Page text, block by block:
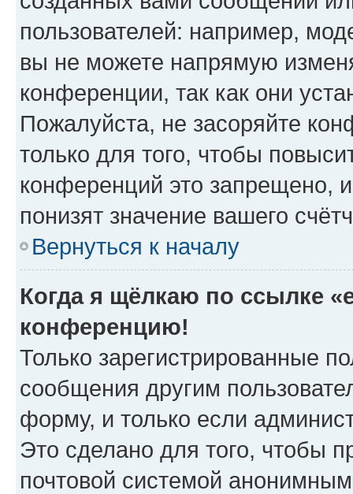
пользователей: например,
вы не можете напрямую
конференции, так как они
Пожалуйста, не засоряйте
только для того, чтобы
конференций это запрещено,
понизят значение вашего
Вернуться к началу
Когда я щёлкаю по ссылке
конференцию!
Только зарегистрированные
сообщения другим
форму, и только если
Это сделано для того, чтобы
почтовой системой